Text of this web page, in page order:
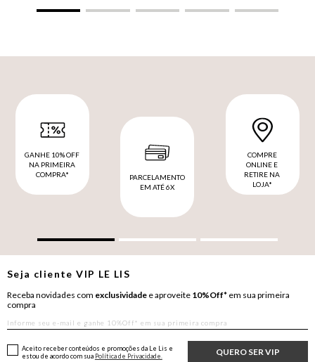
GANHE 10% OFF
NA PRIMEIRA
COMPRA*
PARCELAMENTO
EM ATÉ 6X
COMPRE
ONLINE E
RETIRE NA
LOJA*
Seja clienteVIP LE LIS
Receba novidades com exclusividade e aproveite 10%Off* em sua primeira
compra
QUERO SER VIP
Aceito receber conteúdos e promoções da Le Lis e
estou de acordo com sua Política de Privacidade.